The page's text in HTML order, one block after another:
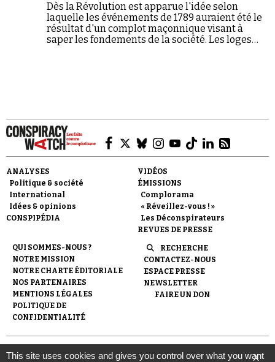
Revues de presse
Faire un don
Demander à Vera
Dès la Révolution est apparue l'idée selon
laquelle les événements de 1789 auraient été le
résultat d'un complot maçonnique visant à
saper les fondements de la société. Les loges
ANALYSES
Politique & société
International
Idées & opinions
CONSPIPÉDIA
VIDÉOS
ÉMISSIONS
Complorama
« Réveillez-vous ! »
Les Déconspirateurs
REVUES DE PRESSE
QUI SOMMES-NOUS ?
NOTRE MISSION
NOTRE CHARTE ÉDITORIALE
NOS PARTENAIRES
MENTIONS LÉGALES
POLITIQUE DE
CONFIDENTIALITÉ
RECHERCHE
CONTACTEZ-NOUS
ESPACE PRESSE
NEWSLETTER
FAIRE UN DON
© 2007- 2026 Conspiracy Watch | Une réalisation de
l'Observatoire du conspirationnisme (association loi de 1901) avec
X
This site uses cookies and gives you control over what you want